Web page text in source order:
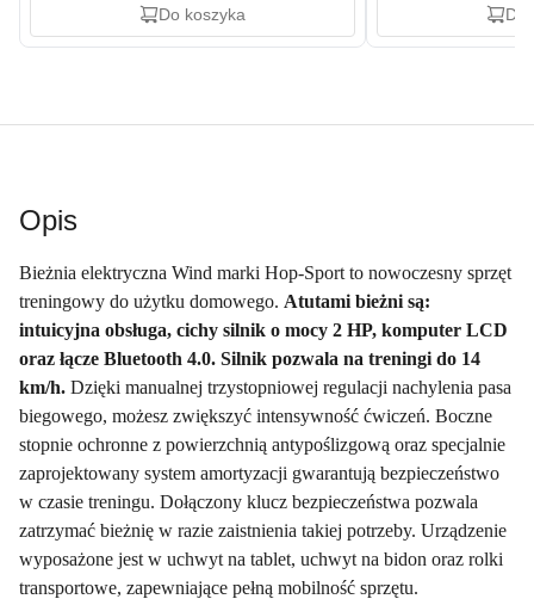
Do koszyka Do
Opis
Bieżnia elektryczna Wind marki Hop-Sport to nowoczesny sprzęt
treningowy do użytku domowego. Atutami bieżni są:
intuicyjna obsługa, cichy silnik o mocy 2 HP, komputer LCD
oraz łącze Bluetooth 4.0. Silnik pozwala na treningi do 14
km/h. Dzięki manualnej trzystopniowej regulacji nachylenia pasa
biegowego, możesz zwiększyć intensywność ćwiczeń. Boczne
stopnie ochronne z powierzchnią antypoślizgową oraz specjalnie
zaprojektowany system amortyzacji gwarantują bezpieczeństwo
w czasie treningu. Dołączony klucz bezpieczeństwa pozwala
zatrzymać bieżnię w razie zaistnienia takiej potrzeby. Urządzenie
wyposażone jest w uchwyt na tablet, uchwyt na bidon oraz rolki
transportowe, zapewniające pełną mobilność sprzętu.